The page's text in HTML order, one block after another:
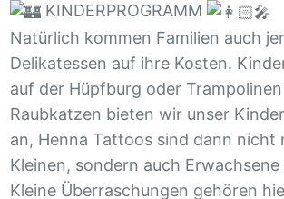
KINDERPROGRAMM
Natürlich kommen Familien auch
Delikatessen auf ihre Kosten.
auf der Hüpfburg oder
Raubkatzen bieten wir unser
an, Henna Tattoos sind dann nicht
Kleinen, sondern auch
Kleine Überraschungen gehören